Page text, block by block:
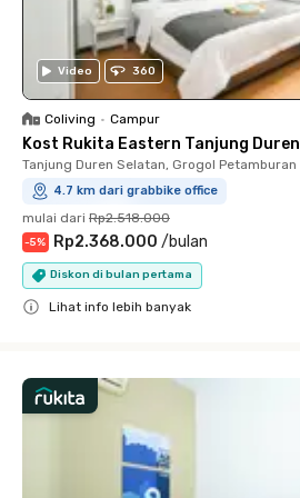
Video 360
Coliving • Campur
Kost Rukita Eastern Tanjung Duren
Tanjung Duren Selatan, Grogol Petamburan
4.7 km dari grabbike office
mulai dari Rp2.518.000
-5% Rp2.368.000 /bulan
Diskon di bulan pertama
Lihat info lebih banyak